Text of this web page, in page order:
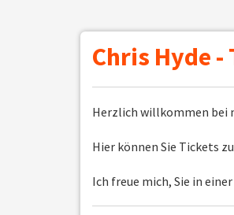
Chris Hyde
Herzlich willkommen bei
Hier können Sie Tickets
Ich freue mich, Sie in